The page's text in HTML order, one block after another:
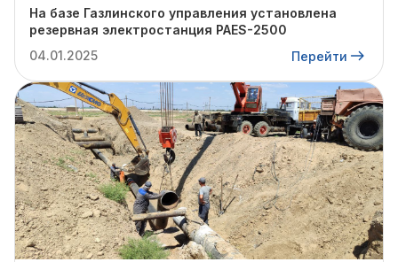
На базе Газлинского управления установлена
резервная электростанция PAES-2500
04.01.2025
Перейти